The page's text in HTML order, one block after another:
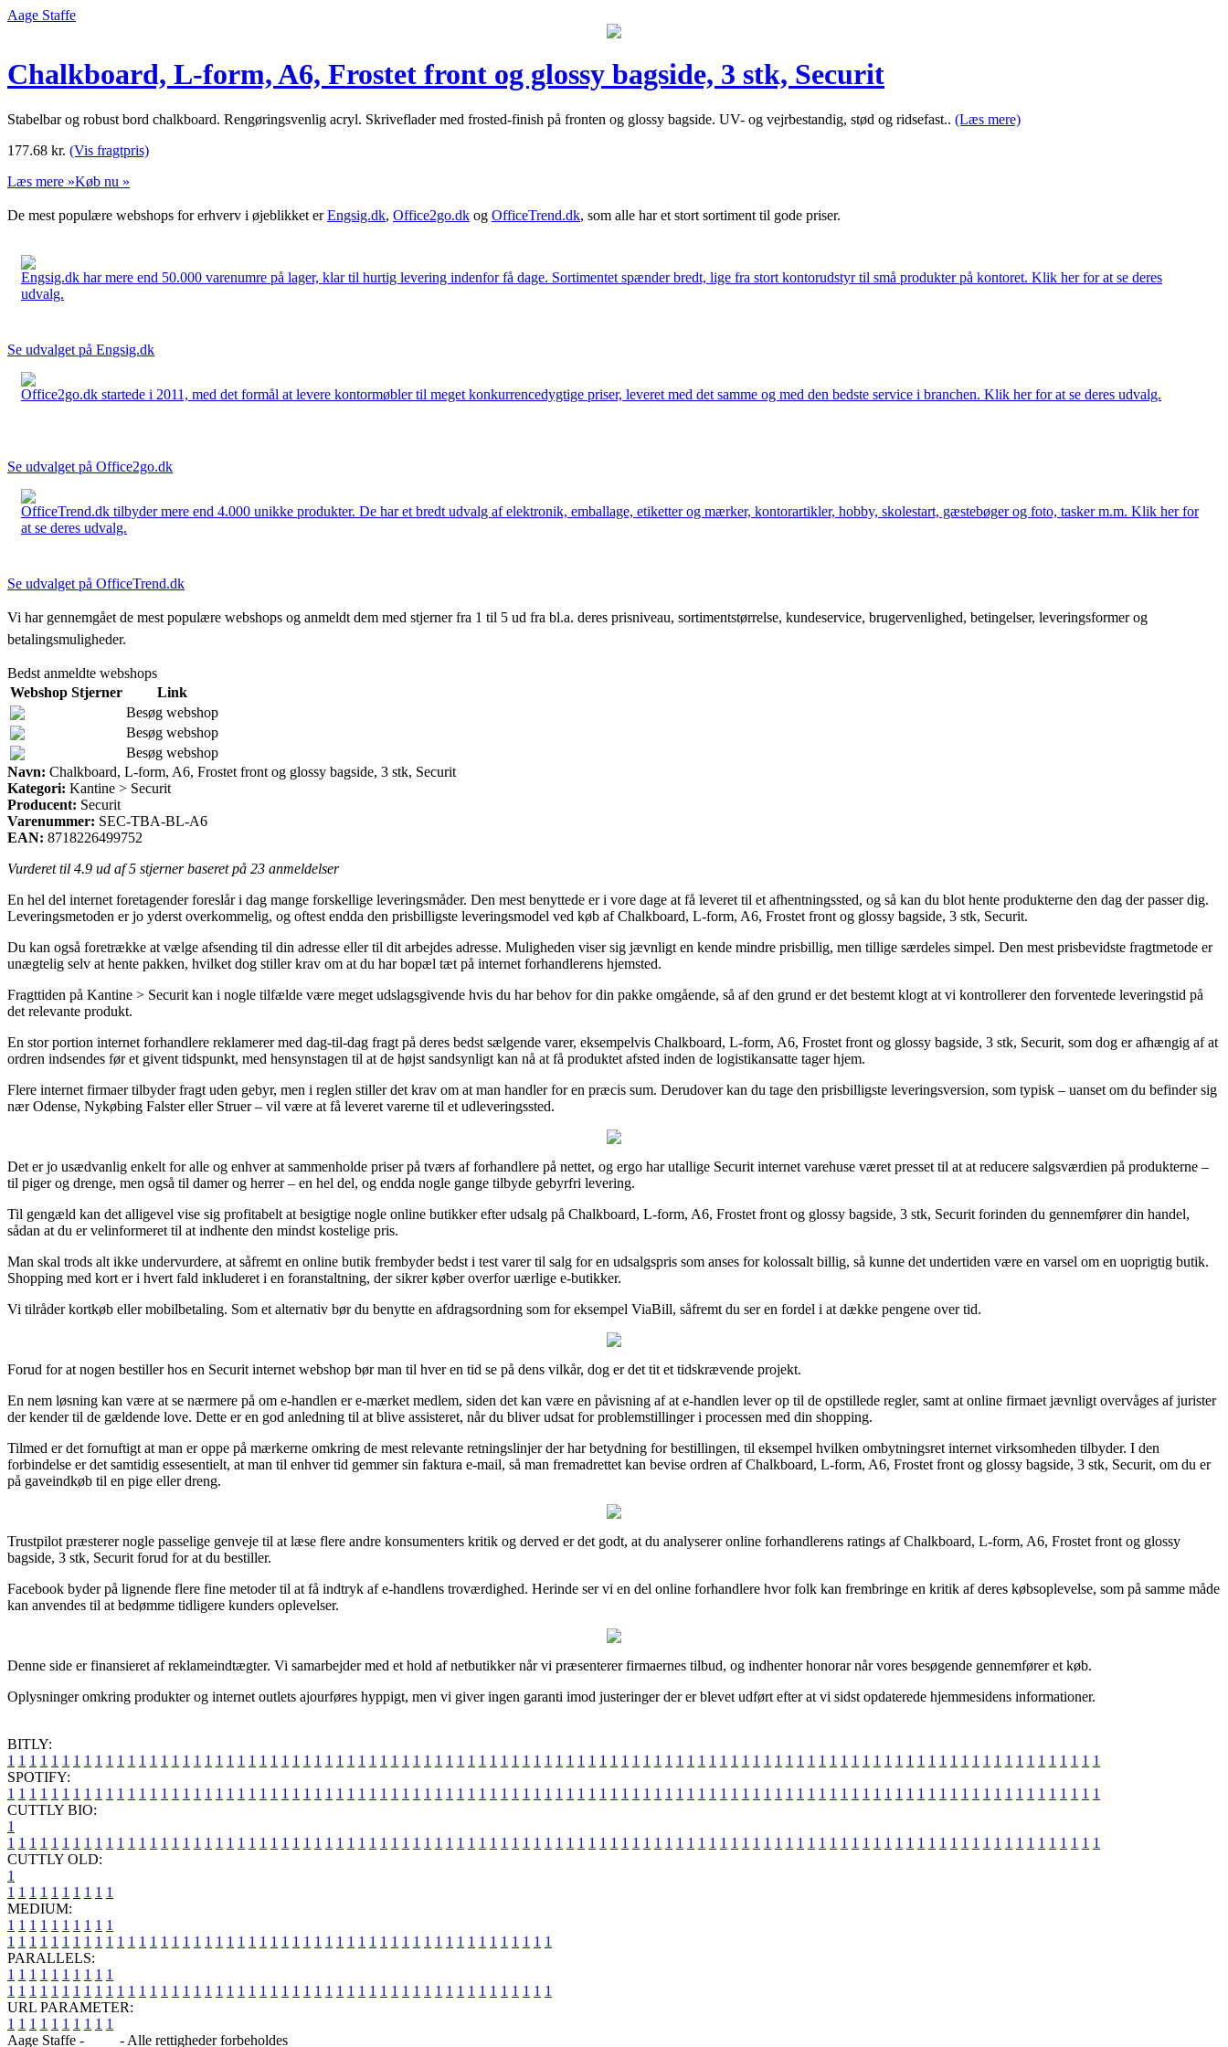
Aage Staffe
Chalkboard, L-form, A6, Frostet front og glossy bagside, 3 stk, Securit
Stabelbar og robust bord chalkboard. Rengøringsvenlig acryl. Skriveflader med frosted-finish på fronten og glossy bagside. UV- og vejrbestandig, stød og ridsefast.. (Læs mere)
177.68 kr. (Vis fragtpris)
Læs mere »Køb nu »
De mest populære webshops for erhverv i øjeblikket erEngsig.dk, Office2go.dk og OfficeTrend.dk, som alle har et stort sortiment til gode priser.
Engsig.dk har mere end 50.000 varenumre på lager, klar til hurtig levering indenfor få dage. Sortimentet spænder bredt, lige fra stort kontorudstyr til små produkter på kontoret. Klik her for at se deres
udvalg.
Se udvalget på Engsig.dk
Office2go.dk startede i 2011, med det formål at levere kontormøbler til meget konkurrencedygtige priser, leveret med det samme og med den bedste service i branchen. Klik her for at se deres udvalg.
Se udvalget på Office2go.dk
OfficeTrend.dk tilbyder mere end 4.000 unikke produkter. De har et bredt udvalg af elektronik, emballage, etiketter og mærker, kontorartikler, hobby, skolestart, gæstebøger og foto, tasker m.m. Klik her for
at se deres udvalg.
Se udvalget på OfficeTrend.dk
Vi har gennemgået de mest populære webshops og anmeldt dem med stjerner fra 1 til 5 ud fra bl.a. deres prisniveau, sortimentstørrelse, kundeservice, brugervenlighed, betingelser, leveringsformer og
betalingsmuligheder.
Bedst anmeldte webshops
Webshop Stjerner
Link
Besøg webshop
Besøg webshop
Besøg webshop
Navn: Chalkboard, L-form, A6, Frostet front og glossy bagside, 3 stk, Securit
Kategori: Kantine > Securit
Producent: Securit
Varenummer: SEC-TBA-BL-A6
EAN: 8718226499752
Vurderet til 4.9 ud af 5 stjerner baseret på 23 anmeldelser
En hel del internet foretagender foreslår i dag mange forskellige leveringsmåder. Den mest benyttede er i vore dage at få leveret til et afhentningssted, og så kan du blot hente produkterne den dag der passer dig.
Leveringsmetoden er jo yderst overkommelig, og oftest endda den prisbilligste leveringsmodel ved køb af Chalkboard, L-form, A6, Frostet front og glossy bagside, 3 stk, Securit.
Du kan også foretrække at vælge afsending til din adresse eller til dit arbejdes adresse. Muligheden viser sig jævnligt en kende mindre prisbillig, men tillige særdeles simpel. Den mest prisbevidste fragtmetode er
unægtelig selv at hente pakken, hvilket dog stiller krav om at du har bopæl tæt på internet forhandlerens hjemsted.
Fragttiden på Kantine > Securit kan i nogle tilfælde være meget udslagsgivende hvis du har behov for din pakke omgående, så af den grund er det bestemt klogt at vi kontrollerer den forventede leveringstid på
det relevante produkt.
En stor portion internet forhandlere reklamerer med dag-til-dag fragt på deres bedst sælgende varer, eksempelvis Chalkboard, L-form, A6, Frostet front og glossy bagside, 3 stk, Securit, som dog er afhængig af at
ordren indsendes før et givent tidspunkt, med hensynstagen til at de højst sandsynligt kan nå at få produktet afsted inden de logistikansatte tager hjem.
Flere internet firmaer tilbyder fragt uden gebyr, men i reglen stiller det krav om at man handler for en præcis sum. Derudover kan du tage den prisbilligste leveringsversion, som typisk – uanset om du befinder sig
nær Odense, Nykøbing Falster eller Struer – vil være at få leveret varerne til et udleveringssted.
Det er jo usædvanlig enkelt for alle og enhver at sammenholde priser på tværs af forhandlere på nettet, og ergo har utallige Securit internet varehuse været presset til at at reducere salgsværdien på produkterne –
til piger og drenge, men også til damer og herrer – en hel del, og endda nogle gange tilbyde gebyrfri levering.
Til gengæld kan det alligevel vise sig profitabelt at besigtige nogle online butikker efter udsalg på Chalkboard, L-form, A6, Frostet front og glossy bagside, 3 stk, Securit forinden du gennemfører din handel,
sådan at du er velinformeret til at indhente den mindst kostelige pris.
Man skal trods alt ikke undervurdere, at såfremt en online butik frembyder bedst i test varer til salg for en udsalgspris som anses for kolossalt billig, så kunne det undertiden være en varsel om en uoprigtig butik.
Shopping med kort er i hvert fald inkluderet i en foranstaltning, der sikrer køber overfor uærlige e-butikker.
Vi tilråder kortkøb eller mobilbetaling. Som et alternativ bør du benytte en afdragsordning som for eksempel ViaBill, såfremt du ser en fordel i at dække pengene over tid.
Forud for at nogen bestiller hos en Securit internet webshop bør man til hver en tid se på dens vilkår, dog er det tit et tidskrævende projekt.
En nem løsning kan være at se nærmere på om e-handlen er e-mærket medlem, siden det kan være en påvisning af at e-handlen lever op til de opstillede regler, samt at online firmaet jævnligt overvåges af jurister
der kender til de gældende love. Dette er en god anledning til at blive assisteret, når du bliver udsat for problemstillinger i processen med din shopping.
Tilmed er det fornuftigt at man er oppe på mærkerne omkring de mest relevante retningslinjer der har betydning for bestillingen, til eksempel hvilken ombytningsret internet virksomheden tilbyder. I den
forbindelse er det samtidig essesentielt, at man til enhver tid gemmer sin faktura e-mail, så man fremadrettet kan bevise ordren af Chalkboard, L-form, A6, Frostet front og glossy bagside, 3 stk, Securit, om du er
på gaveindkøb til en pige eller dreng.
Trustpilot præsterer nogle passelige genveje til at læse flere andre konsumenters kritik og derved er det godt, at du analyserer online forhandlerens ratings af Chalkboard, L-form, A6, Frostet front og glossy
bagside, 3 stk, Securit forud for at du bestiller.
Facebook byder på lignende flere fine metoder til at få indtryk af e-handlens troværdighed. Herinde ser vi en del online forhandlere hvor folk kan frembringe en kritik af deres købsoplevelse, som på samme måde
kan anvendes til at bedømme tidligere kunders oplevelser.
Denne side er finansieret af reklameindtægter. Vi samarbejder med et hold af netbutikker når vi præsenterer firmaernes tilbud, og indhenter honorar når vores besøgende gennemfører et køb.
Oplysninger omkring produkter og internet outlets ajourføres hyppigt, men vi giver ingen garanti imod justeringer der er blevet udført efter at vi sidst opdaterede hjemmesidens informationer.
BITLY:
1 1 1 1 1 1 1 1 1 1 1 1 1 1 1 1 1 1 1 1 1 1 1 1 1 1 1 1 1 1 1 1 1 1 1 1 1 1 1 1 1 1 1 1 1 1 1 1 1 1 1 1 1 1 1 1 1 1 1 1 1 1 1 1 1 1 1 1 1 1 1 1 1 1 1 1 1 1 1 1 1 1 1 1 1 1 1 1 1 1 1 1 1 1 1 1 1 1 1 1
SPOTIFY:
1 1 1 1 1 1 1 1 1 1 1 1 1 1 1 1 1 1 1 1 1 1 1 1 1 1 1 1 1 1 1 1 1 1 1 1 1 1 1 1 1 1 1 1 1 1 1 1 1 1 1 1 1 1 1 1 1 1 1 1 1 1 1 1 1 1 1 1 1 1 1 1 1 1 1 1 1 1 1 1 1 1 1 1 1 1 1 1 1 1 1 1 1 1 1 1 1 1 1 1
CUTTLY BIO:
1
1 1 1 1 1 1 1 1 1 1 1 1 1 1 1 1 1 1 1 1 1 1 1 1 1 1 1 1 1 1 1 1 1 1 1 1 1 1 1 1 1 1 1 1 1 1 1 1 1 1 1 1 1 1 1 1 1 1 1 1 1 1 1 1 1 1 1 1 1 1 1 1 1 1 1 1 1 1 1 1 1 1 1 1 1 1 1 1 1 1 1 1 1 1 1 1 1 1 1 1
CUTTLY OLD:
1
1 1 1 1 1 1 1 1 1 1
MEDIUM:
1 1 1 1 1 1 1 1 1 1
1 1 1 1 1 1 1 1 1 1 1 1 1 1 1 1 1 1 1 1 1 1 1 1 1 1 1 1 1 1 1 1 1 1 1 1 1 1 1 1 1 1 1 1 1 1 1 1 1 1
PARALLELS:
1 1 1 1 1 1 1 1 1 1
1 1 1 1 1 1 1 1 1 1 1 1 1 1 1 1 1 1 1 1 1 1 1 1 1 1 1 1 1 1 1 1 1 1 1 1 1 1 1 1 1 1 1 1 1 1 1 1 1 1
URL PARAMETER:
1 1 1 1 1 1 1 1 1 1
Aage Staffe -
- Alle rettigheder forbeholdes